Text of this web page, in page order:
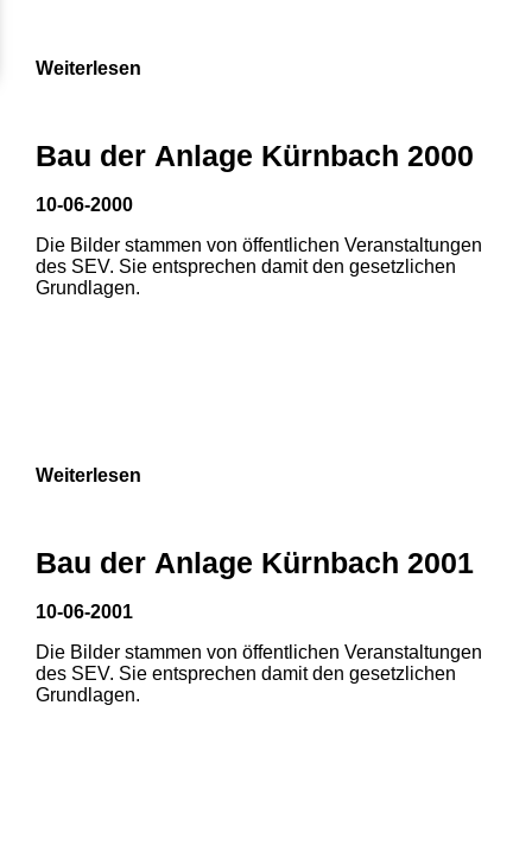
5
6
Weiterlesen
Bau der Anlage Kürnbach 2000
10-06-2000
Die Bilder stammen von öffentlichen Veranstaltungen
des SEV. Sie entsprechen damit den gesetzlichen
Grundlagen.
Weiterlesen
Bau der Anlage Kürnbach 2001
10-06-2001
Die Bilder stammen von öffentlichen Veranstaltungen
des SEV. Sie entsprechen damit den gesetzlichen
Grundlagen.